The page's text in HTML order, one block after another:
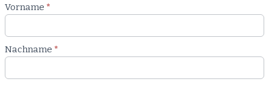
Newsletter
Workshop
Vorname *
Nachname *